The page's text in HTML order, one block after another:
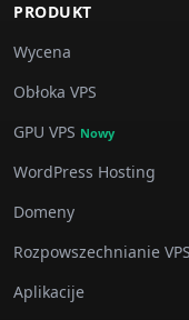
PRODUKT
Wycena
Obłoka VPS
GPU VPS Nowy
WordPress Hosting
Domeny
Rozpowszechnianie VPS
Aplikacije